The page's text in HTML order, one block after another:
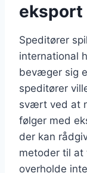
eksport
Speditører
international
bevæger sig
speditører
svært ved at
følger med
der kan
metoder til at
overholde